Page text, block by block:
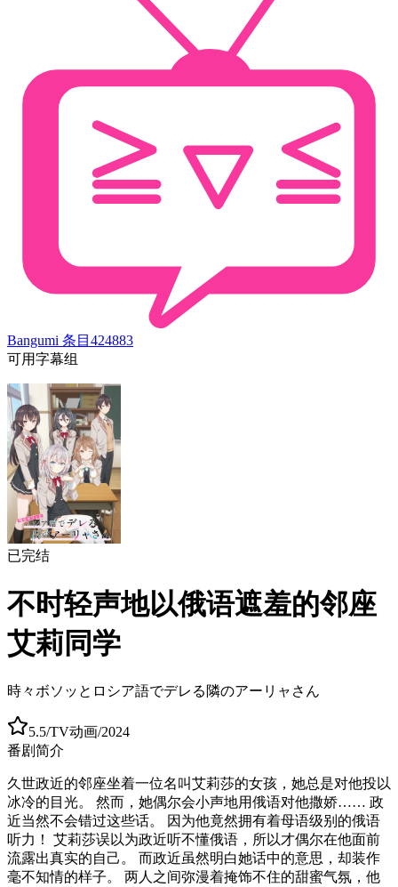
Bangumi 条目 424883
可用字幕组
已完结
不时轻声地以俄语遮羞的邻座
艾莉同学
時々ボソッとロシア語でデレる隣のアーリャさん
5.5/TV动画/2024
番剧简介
久世政近的邻座坐着一位名叫艾莉莎的女孩，她总是对他投以
冰冷的目光。 然而，她偶尔会小声地用俄语对他撒娇…… 政
近当然不会错过这些话。 因为他竟然拥有着母语级别的俄语
听力！ 艾莉莎误以为政近听不懂俄语，所以才偶尔在他面前
流露出真实的自己。 而政近虽然明白她话中的意思，却装作
毫不知情的样子。 两人之间弥漫着掩饰不住的甜蜜气氛，他